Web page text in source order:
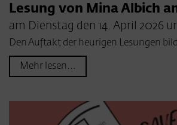
Lesung von Mina Albich
am Dienstag den 14. April 2026
Den Auftakt der heurigen Lesungen
Mehr lesen...